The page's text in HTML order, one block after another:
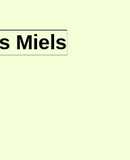
Miels